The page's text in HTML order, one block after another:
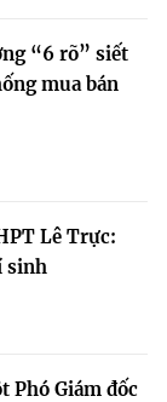
“6 rõ” siết
mua bán
Lê Trực:
sinh
Phó Giám đốc